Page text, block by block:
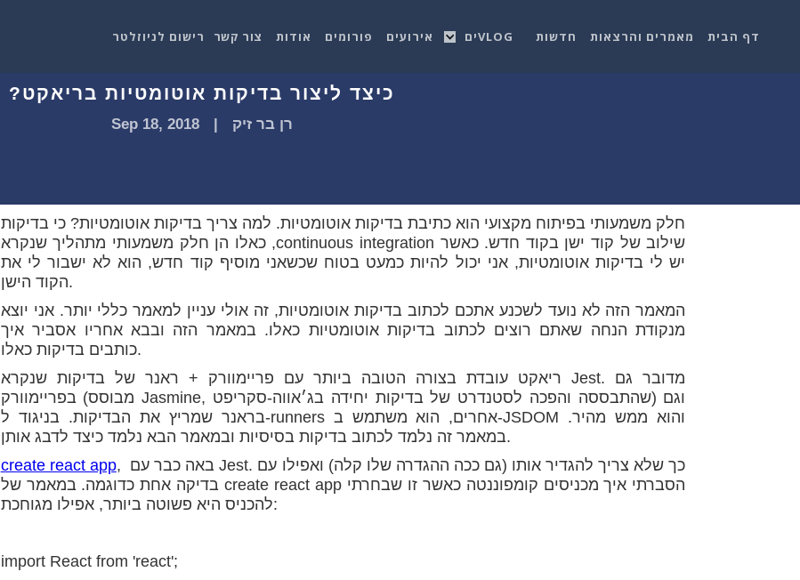
דף הבית מאמרים והרצאות חדשות VLOGים אירועים פורומים אודות צור קשר רישום לניוזלטר
כיצד ליצור בדיקות אוטומטיות בריאקט?
רן בר זיק |
Sep 18, 2018
חלק משמעותי בפיתוח מקצועי הוא כתיבת בדיקות אוטומטיות. למה צריך בדיקות אוטומטיות? כי בדיקות
כאלו הן חלק משמעותי מתהליך שנקרא ,continuous integration שילוב של קוד ישן בקוד חדש. כאשר
יש לי בדיקות אוטומטיות, אני יכול להיות כמעט בטוח שכשאני מוסיף קוד חדש, הוא לא ישבור לי את
הקוד הישן.
המאמר הזה לא נועד לשכנע אתכם לכתוב בדיקות אוטומטיות, זה אולי עניין למאמר כללי יותר. אני יוצא
מנקודת הנחה שאתם רוצים לכתוב בדיקות אוטומטיות כאלו. במאמר הזה ובבא אחריו אסביר איך
כותבים בדיקות כאלו.
ריאקט עובדת בצורה הטובה ביותר עם פריימוורק + ראנר של בדיקות שנקרא Jest. מדובר גם
בפריימוורק (מבוסס Jasmine, שהתבססה והפכה לסטנדרט של בדיקות יחידה בג׳אווה-סקריפט) וגם
בראנר שמריץ את הבדיקות. בניגוד ל-runners אחרים, הוא משתמש ב-JSDOM והוא ממש מהיר.
במאמר זה נלמד לכתוב בדיקות בסיסיות ובמאמר הבא נלמד כיצד לדבג אותן.
create react app, באה כבר עם Jest. כך שלא צריך להגדיר אותו (גם ככה ההגדרה שלו קלה) ואפילו עם
בדיקה אחת כדוגמה. במאמר של create react app הסברתי איך מכניסים קומפוננטה כאשר זו שבחרתי
להכניס היא פשוטה ביותר, אפילו מגוחכת:
import React from 'react';